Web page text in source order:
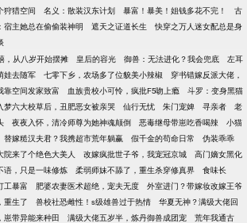
狩猎空间 名义：散装汉东计划 暴富！暴美！姐钱多花不完！
古
宿主她总在偷偷装神明 遮天之证道长生
快穿之万人迷女配总是身
，从八岁开始摆摊 皇后的容光 御兽：无法进化？我会兜底
左耳
娃去随军 七零下乡，农场多了位貌美小辣椒
穿书错嫁反派大佬，
靠空间发家致富 血族贵校小可怜，疯批F5吻上瘾
斗罗：变身黑猫
梦六大校草后，丑肥恶女被亲哭 仙行无忧 朱门宠婢 寻亲者
老
夜夜入怀，清冷师尊为她神魂颠倒 恶毒继母带崽吃香喝辣
小猫
替嫁糙汉夫君？我携超市荒年躺赢 假千金的苟命日常
伪装乖乖
院来了个绝色大美人 改嫁疯批世子爷，我宠冠京城
高门嫡女黑化
语，只是一味修炼 柔弱师妹不舔了，重生杀穿修真界
食味长
工暴富 肥婆农妻医术超绝，宠夫无度
外室进门？带嫁妆改嫁王爷
重生了 兽校社恐雌性！s级雄兽过于热情
华夏无神？满级大佬回
崽带异能来种田 满级大佬五岁半，炼丹御兽成团宠
荒年我通古